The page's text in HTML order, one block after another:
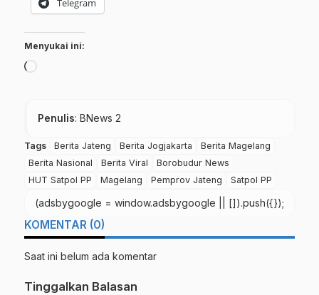
Telegram
Menyukai ini:
Memuat...
Penulis: BNews 2
Tags Berita Jateng Berita Jogjakarta
Berita Magelang
Berita Nasional
Berita Viral
Borobudur News
HUT Satpol PP
Magelang Pemprov Jateng Satpol PP
(adsbygoogle = window.adsbygoogle || []).push({});
KOMENTAR (0)
Saat ini belum ada komentar
Tinggalkan Balasan